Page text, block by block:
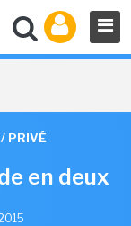
PRIVÉ
en deux